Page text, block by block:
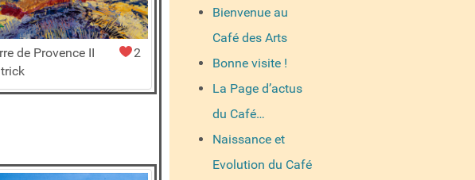
2
de Provence II
Bienvenue au
Café des Arts
Bonne visite !
La Page d’actus
du Café…
Naissance et
Evolution du Café